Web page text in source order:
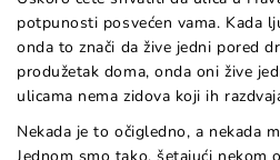
potpunosti posvećen vama. Kada
onda to znači da žive jedni pored
produžetak doma, onda oni žive
ulicama nema zidova koji ih
Nekada je to očigledno, a nekada